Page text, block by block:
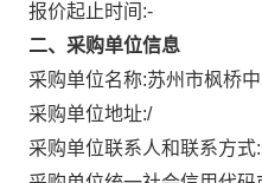
报价起止时间:-
二、采购单位信息
采购单位名称:苏州市枫桥
采购单位地址:/
采购单位联系人和联系方式: